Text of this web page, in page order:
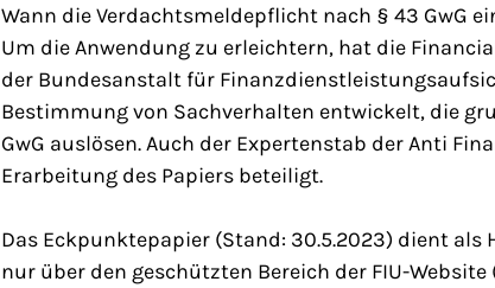
Wann die Verdachtsmeldepflicht nach § 43 GwG
Um die Anwendung zu erleichtern, hat die
der Bundesanstalt für
Bestimmung von Sachverhalten entwickelt, die
GwG auslösen. Auch der Expertenstab der Anti
Erarbeitung des Papiers beteiligt.
Das Eckpunktepapier (Stand: 30.5.2023) dient
nur über den geschützten Bereich der FIU-Website